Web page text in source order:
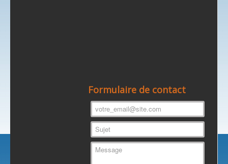
Formulaire de contact